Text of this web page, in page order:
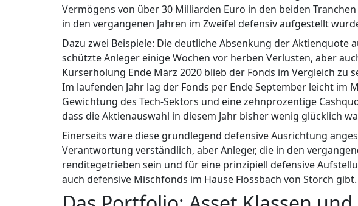
Vermögens von über 30 Milliarden Euro in den beiden
in den vergangenen Jahren im Zweifel defensiv aufgestellt
Dazu zwei Beispiele: Die deutliche Absenkung der Aktienquote
schützte Anleger einige Wochen vor herben Verlusten, aber
Kurserholung Ende März 2020 blieb der Fonds im Vergleich zu
Im laufenden Jahr lag der Fonds per Ende September leicht im
Gewichtung des Tech-Sektors und eine zehnprozentige
dass die Aktienauswahl in diesem Jahr bisher wenig glücklich
Einerseits wäre diese grundlegend defensive Ausrichtung
Verantwortung verständlich, aber Anleger, die in den
renditegetrieben sein und für eine prinzipiell defensive
auch defensive Mischfonds im Hause Flossbach von Storch gibt.